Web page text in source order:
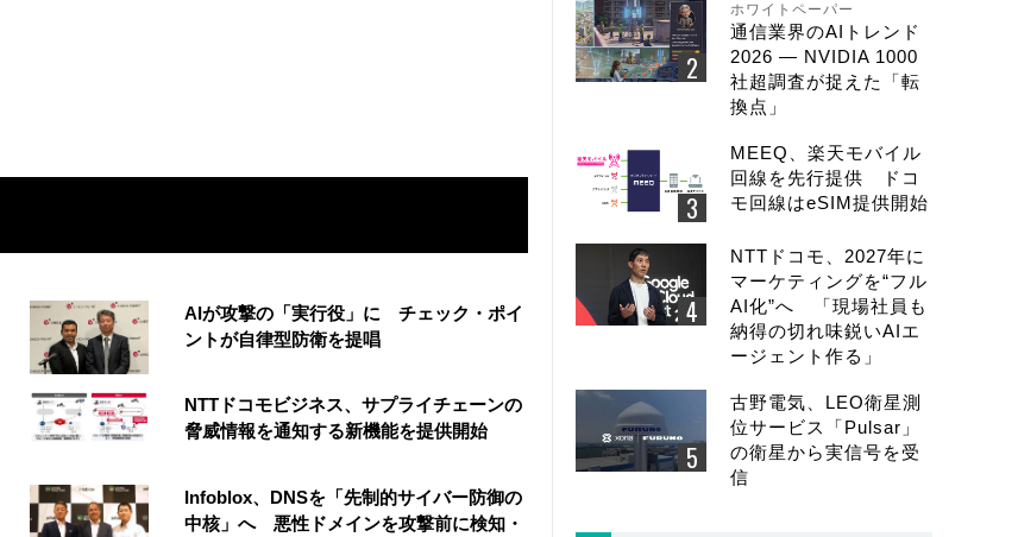
AIが攻撃の「実行役」に チェック・ポイ
ントが自律型防衛を提唱
NTTドコモビジネス、サプライチェーンの
脅威情報を通知する新機能を提供開始
Infoblox、DNSを「先制的サイバー防御の
中核」へ 悪性ドメインを攻撃前に検知・
ホワイトペーパー
通信業界のAIトレンド
2026 ― NVIDIA 1000
社超調査が捉えた「転
換点」
MEEQ、楽天モバイル
回線を先行提供 ドコ
モ回線はeSIM提供開始
NTTドコモ、2027年に
マーケティングを“フル
AI化”へ 「現場社員も
納得の切れ味鋭いAIエ
ージェント作る」
古野電気、LEO衛星測
位サービス「Pulsar」
の衛星から実信号を受
信